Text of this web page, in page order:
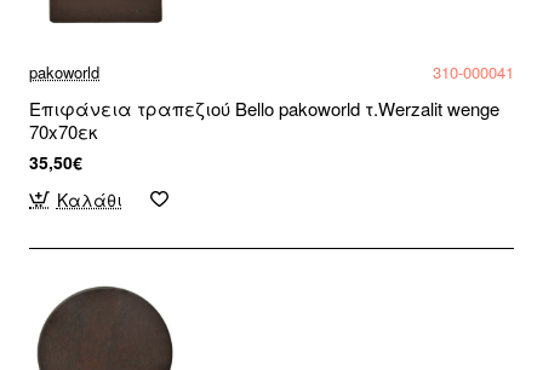
pakoworld 310-000041
Επιφάνεια τραπεζιού Bello pakoworld τ.Werzalit wenge
70x70εκ
35,50€
Καλάθι